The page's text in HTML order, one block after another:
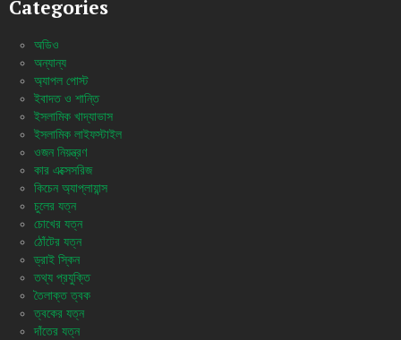
Categories
অডিও
অন্যান্য
অ্যাপল পোস্ট
ইবাদত ও শান্তি
ইসলামিক খাদ্যাভাস
ইসলামিক লাইফস্টাইল
ওজন নিয়ন্ত্রণ
কার এক্সেসরিজ
কিচেন অ্যাপ্লায়ান্স
চুলের যত্ন
চোখের যত্ন
ঠোঁটের যত্ন
ড্রাই স্কিন
তথ্য প্রযুক্তি
তৈলাক্ত ত্বক
ত্বকের যত্ন
দাঁতের যত্ন